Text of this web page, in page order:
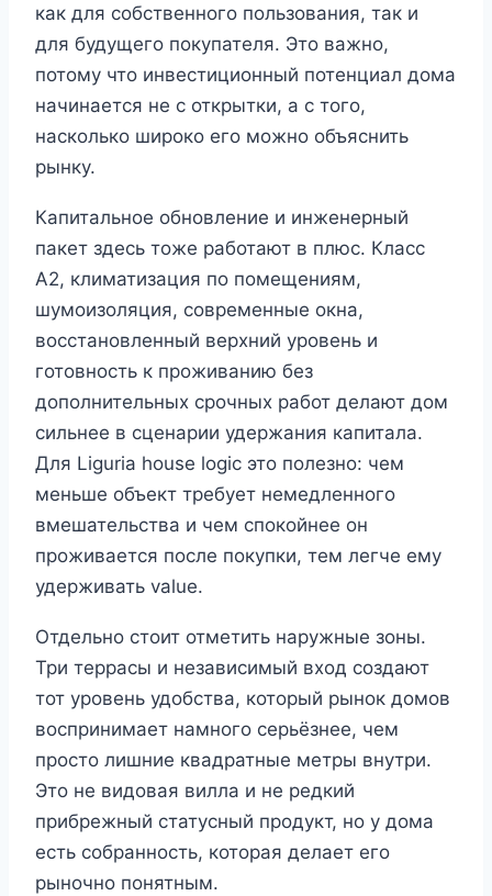
как для собственного пользования, так и
для будущего покупателя. Это важно,
потому что инвестиционный потенциал дома
начинается не с открытки, а с того,
насколько широко его можно объяснить
рынку.
Капитальное обновление и инженерный
пакет здесь тоже работают в плюс. Класс
A2, климатизация по помещениям,
шумоизоляция, современные окна,
восстановленный верхний уровень и
готовность к проживанию без
дополнительных срочных работ делают дом
сильнее в сценарии удержания капитала.
Для Liguria house logic это полезно: чем
меньше объект требует немедленного
вмешательства и чем спокойнее он
проживается после покупки, тем легче ему
удерживать value.
Отдельно стоит отметить наружные зоны.
Три террасы и независимый вход создают
тот уровень удобства, который рынок домов
воспринимает намного серьёзнее, чем
просто лишние квадратные метры внутри.
Это не видовая вилла и не редкий
прибрежный статусный продукт, но у дома
есть собранность, которая делает его
рыночно понятным.